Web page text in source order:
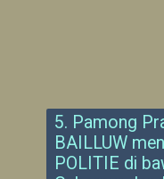
5. Pamong
BAILLUW
POLITIE di